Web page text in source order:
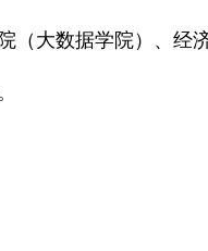
（大数据学院）、经